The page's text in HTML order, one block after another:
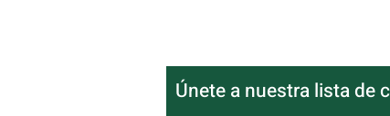
Únete a nuestra lista de